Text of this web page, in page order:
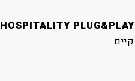
HOSPITALITY PLUG&PLAY
קיים